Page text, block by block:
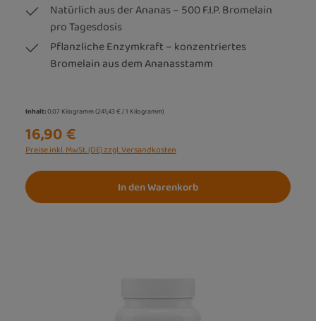
Natürlich aus der Ananas – 500 F.I.P. Bromelain
pro Tagesdosis
Pflanzliche Enzymkraft – konzentriertes
Bromelain aus dem Ananasstamm
Inhalt:0.07 Kilogramm(241,43 € / 1 Kilogramm)
16,90 €
Preise inkl. MwSt. (DE) zzgl. Versandkosten
In den Warenkorb